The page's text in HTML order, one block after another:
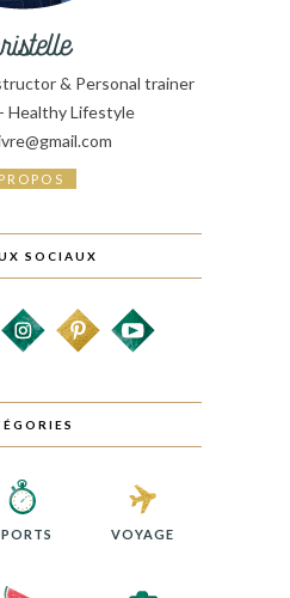
& Personal trainer
Healthy Lifestyle
SOCIAUX
VOYAGE